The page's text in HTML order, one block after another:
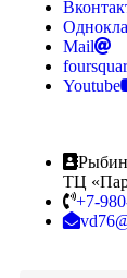
Mail
Youtube
ТЦ
+7-